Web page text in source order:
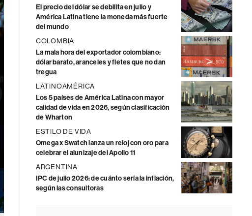
El precio del dólar se debilita en julio y
América Latina tiene la moneda más fuerte
del mundo
COLOMBIA
La mala hora del exportador colombiano:
dólar barato, aranceles y fletes que no dan
tregua
LATINOAMÉRICA
Los 5 países de América Latina con mayor
calidad de vida en 2026, según clasificación
de Wharton
ESTILO DE VIDA
Omega x Swatch lanza un reloj con oro para
celebrar el alunizaje del Apollo 11
ARGENTINA
IPC de julio 2026: de cuánto sería la inflación,
según las consultoras